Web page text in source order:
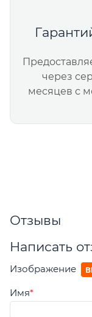
через
месяцев с
Отзывы
Написать
Изображение
Имя